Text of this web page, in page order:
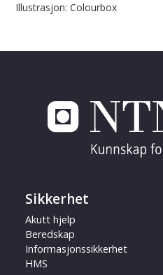
Illustrasjon: Colourbox
Sikkerhet
Akutt hjelp
Beredskap
Informasjonssikkerhet
HMS